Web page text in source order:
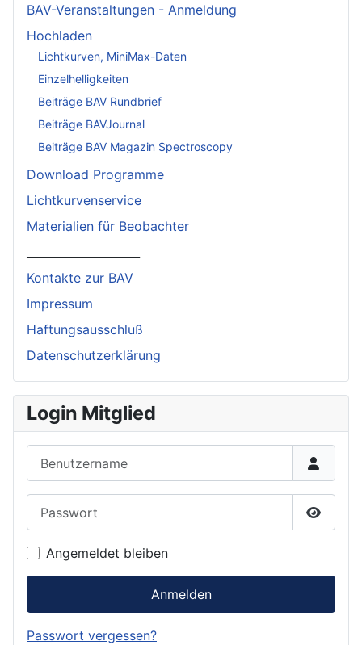
BAV-Veranstaltungen - Anmeldung
Hochladen
Lichtkurven, MiniMax-Daten
Einzelhelligkeiten
Beiträge BAV Rundbrief
Beiträge BAVJournal
Beiträge BAV Magazin Spectroscopy
Download Programme
Lichtkurvenservice
Materialien für Beobachter
Kontakte zur BAV
Impressum
Haftungsausschluß
Datenschutzerklärung
Login Mitglied
Angemeldet bleiben
Anmelden
Passwort vergessen?